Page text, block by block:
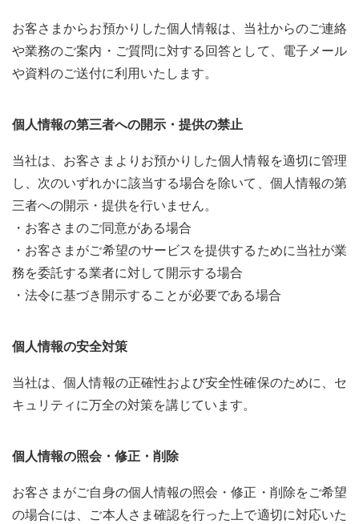
お客さまからお預かりした個人情報は、当社からのご連絡
や業務のご案内・ご質問に対する回答として、電子メール
や資料のご送付に利用いたします。
個人情報の第三者への開示・提供の禁止
当社は、お客さまよりお預かりした個人情報を適切に管理
し、次のいずれかに該当する場合を除いて、個人情報の第
三者への開示・提供を行いません。
・お客さまのご同意がある場合
・お客さまがご希望のサービスを提供するために当社が業
務を委託する業者に対して開示する場合
・法令に基づき開示することが必要である場合
個人情報の安全対策
当社は、個人情報の正確性および安全性確保のために、セ
キュリティに万全の対策を講じています。
個人情報の照会・修正・削除
お客さまがご自身の個人情報の照会・修正・削除をご希望
の場合には、ご本人さま確認を行った上で適切に対応いた